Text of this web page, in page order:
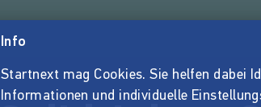
Info
Startnext mag Cookies. Sie helfen dabei
Informationen und individuelle